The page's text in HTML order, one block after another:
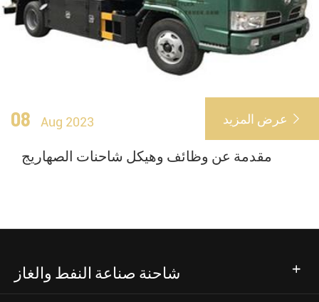
08 Aug 2023 عرض المزيد 
مقدمة عن وظائف وهيكل شاحنات الصهاريج
شاحنة صناعة النفط والغاز